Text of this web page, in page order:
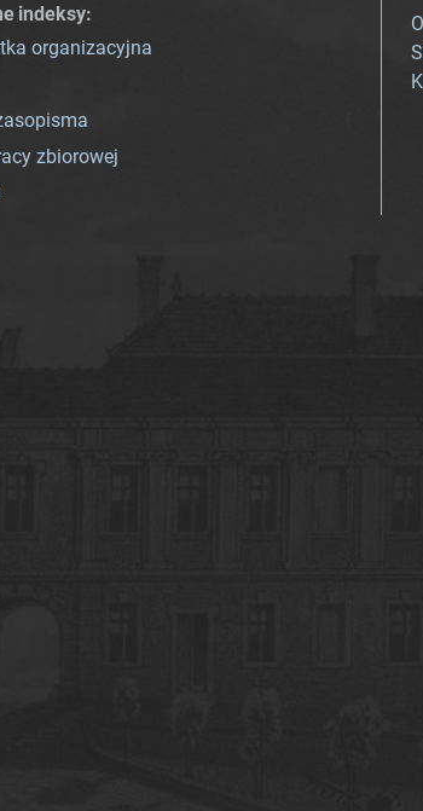
indeksy:
organizacyjna
zbiorowej